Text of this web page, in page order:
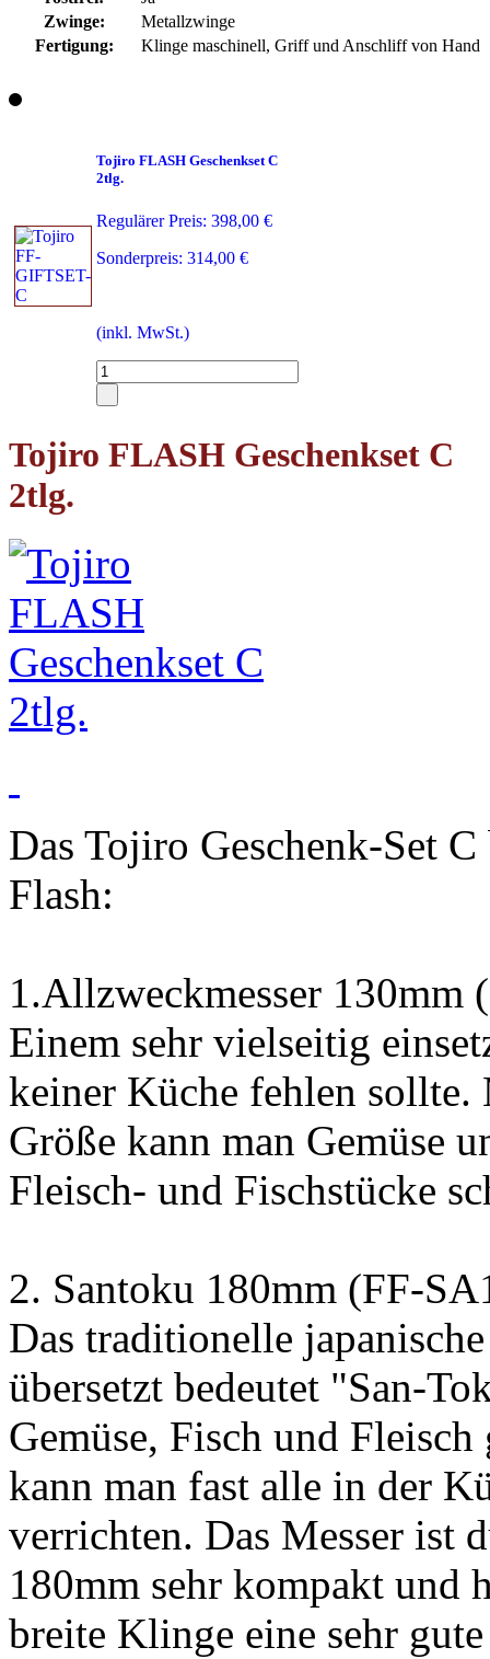
Zwinge:
Metallzwinge
Fertigung:
Klinge maschinell, Griff und Anschliff von Hand
Tojiro FLASH Geschenkset C
2tlg.
Regulärer Preis: 398,00 €
Sonderpreis: 314,00 €
(inkl. MwSt.)
Tojiro FLASH Geschenkset C
2tlg.
Das Tojiro Geschenk-Set
Flash:
1.Allzweckmesser 130mm
Einem sehr vielseitig
keiner Küche fehlen
Größe kann man Gemüse
Fleisch- und Fischstücke
2. Santoku 180mm (FF-
Das traditionelle
übersetzt bedeutet "San-
Gemüse, Fisch und
kann man fast alle in der
verrichten. Das Messer ist
180mm sehr kompakt und
breite Klinge eine sehr